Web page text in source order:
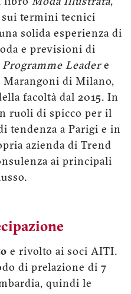
libro Moda Illustrata,
termini tecnici
solida esperienza di
e previsioni di
Programme Leadere
di Milano,
facoltà dal 2015. In
ruoli di spicco per il
tendenza a Parigi e in
azienda di Trend
ai principali
e rivolto ai soci AITI.
di prelazione di 7
quindi le